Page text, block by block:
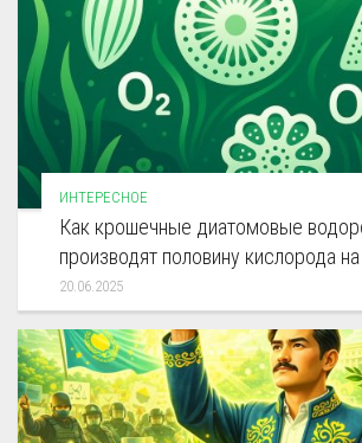
ИНТЕРЕСНОЕ
Как крошечные диатомовые
производят половину кислорода
20.06.2025